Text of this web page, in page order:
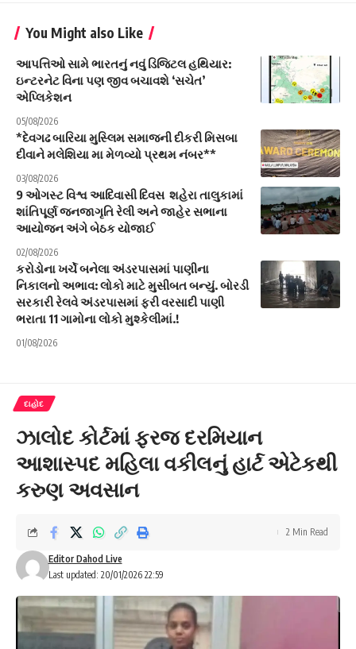
You Might also Like
આપત્તિઓ સામે ભારતનું નવું ડિજિટલ હથિયાર:
ઇન્ટરનેટ વિના પણ જીવ બચાવશે ‘સચેત’
એપ્લિકેશન
05/08/2026
*દેવગઢ બારિયા મુસ્લિમ સમાજની દીકરી મિસબા
દીવાને મલેશિયા મા મેળવ્યો પ્રથમ નંબર**
03/08/2026
9 ઓગસ્ટ વિશ્વ આદિવાસી દિવસ શહેરા તાલુકામાં
શાંતિપૂર્ણ જનજાગૃતિ રેલી અને જાહેર સભાના
આયોજન અંગે બેઠક યોજાઈ
02/08/2026
કરોડોના ખર્ચે બનેલા અંડરપાસમાં પાણીના
નિકાલનો અભાવ: લોકો માટે મુસીબત બન્યું. બોરડી
સરકારી રેલવે અંડરપાસમાં ફરી વરસાદી પાણી
ભરાતા 11 ગામોના લોકો મુશ્કેલીમાં.!
01/08/2026
દાહોદ
ઝાલોદ કોર્ટમાં ફરજ દરમિયાન
આશાસ્પદ મહિલા વકીલનું હાર્ટ એટેકથી
કરુણ અવસાન
Last updated: 20/01/2026 22:59
Editor Dahod Live
2 Min Read